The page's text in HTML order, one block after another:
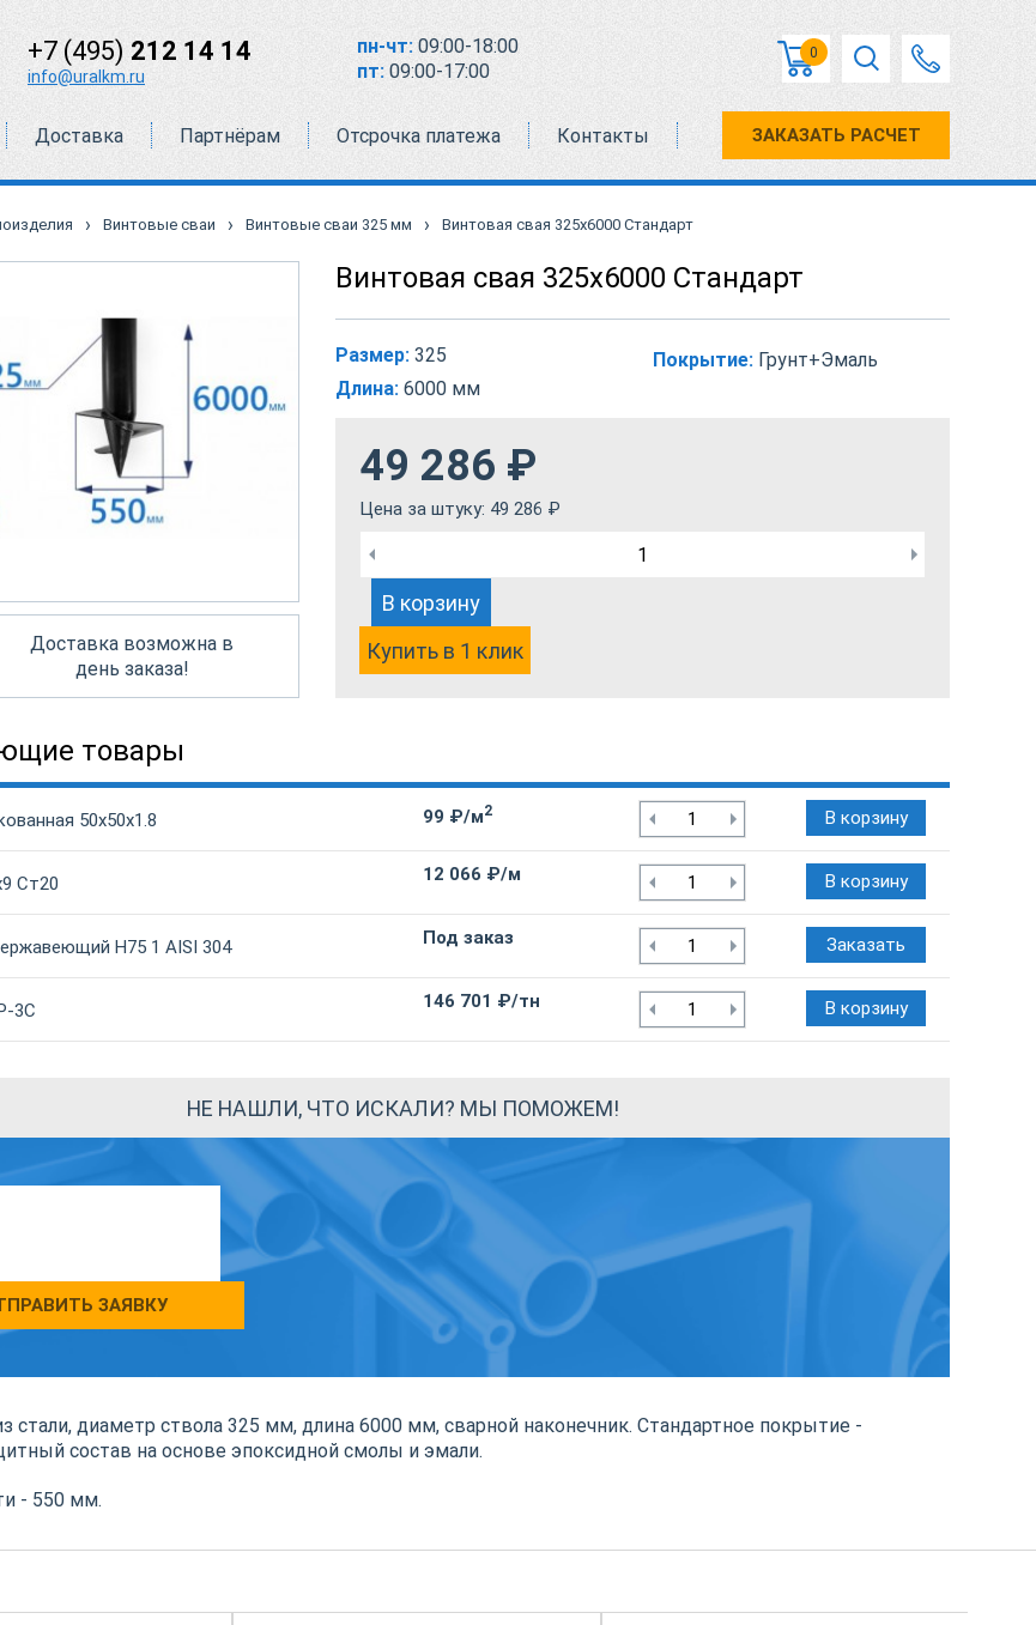
+7 (495) 212 14 14
info@uralkm.ru
пн-чт: 09:00-18:00
пт: 09:00-17:00
0
Доставка Партнёрам Отсрочка платежа Контакты ЗАКАЗАТЬ РАСЧЕТ
› Винтовые сваи › Винтовые сваи 325 мм › Винтовая свая 325х6000 Стандарт
Доставка возможна в
день заказа!
Винтовая свая 325х6000 Стандарт
Размер: 325
Длина: 6000 мм
Покрытие: Грунт+Эмаль
49 286 ₽
Цена за штуку: 49 286 ₽
В корзину
Купить в 1 клик
товары
50х50х1.8 99 ₽/м2 В корзину
Ст20 12 066 ₽/м В корзину
Н75 1 AISI 304 Под заказ Заказать
3С 146 701 ₽/тн В корзину
НЕ НАШЛИ, ЧТО ИСКАЛИ? МЫ ПОМОЖЕМ!
ЗАЯВКУ
стали, диаметр ствола 325 мм, длина 6000 мм, сварной наконечник. Стандартное покрытие -
состав на основе эпоксидной смолы и эмали.
- 550 мм.